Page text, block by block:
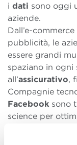
i dati sono oggi
aziende.
Dall’e-
pubblicità, le
essere grandi
spaziano in ogni
all’assicurativo,
Compagnie
Facebook sono
science per
personalizzare